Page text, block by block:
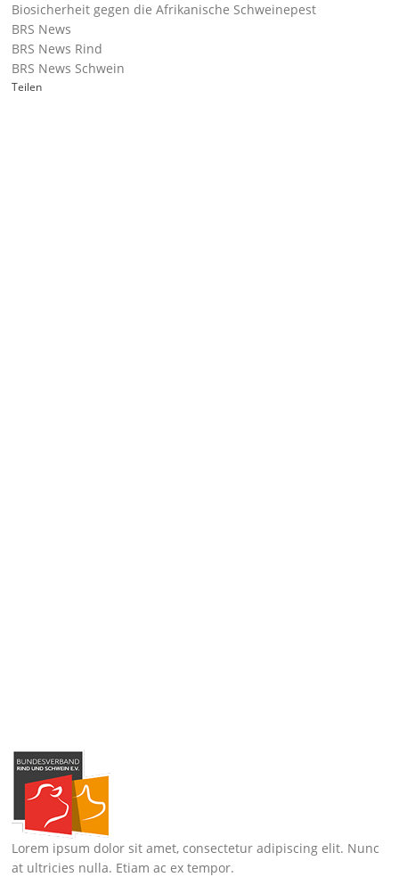
Biosicherheit gegen die Afrikanische Schweinepest
BRS News
BRS News Rind
BRS News Schwein
Teilen
Lorem ipsum dolor sit amet, consectetur adipiscing elit. Nunc
at ultricies nulla. Etiam ac ex tempor.